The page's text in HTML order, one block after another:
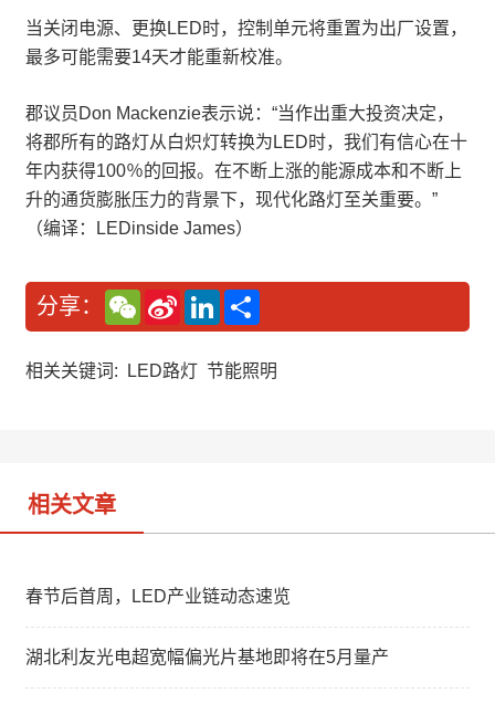
当关闭电源、更换LED时，控制单元将重置为出厂设置，
最多可能需要14天才能重新校准。
郡议员Don Mackenzie表示说：“当作出重大投资决定，
将郡所有的路灯从白炽灯转换为LED时，我们有信心在十
年内获得100％的回报。在不断上涨的能源成本和不断上
升的通货膨胀压力的背景下，现代化路灯至关重要。”
（编译：LEDinside James）
分享：
W
e
C
a
S
n
W
L
n
e
相关关键词: LED路灯 节能照明
相关文章
春节后首周，LED产业链动态速览
湖北利友光电超宽幅偏光片基地即将在5月量产